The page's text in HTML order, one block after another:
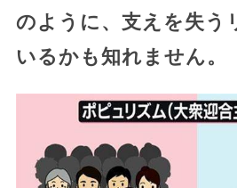
のように、支えを失う
いるかも知れません。